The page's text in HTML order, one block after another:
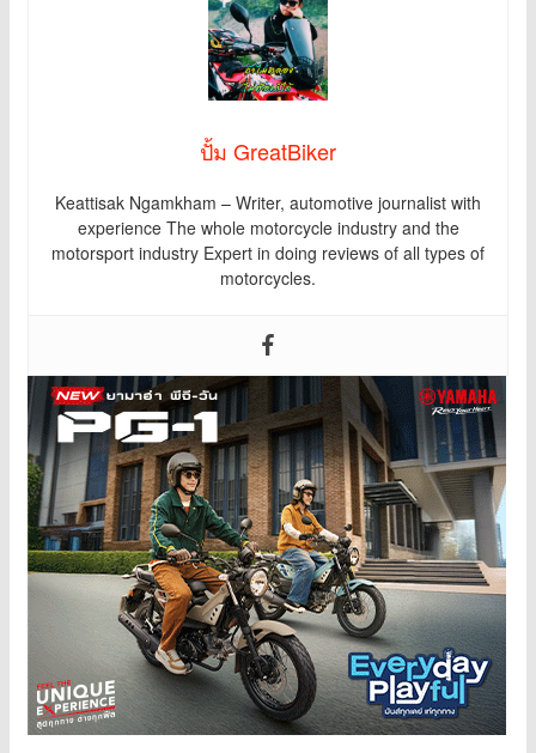
ปั้ม GreatBiker
Keattisak Ngamkham – Writer, automotive journalist with
experience The whole motorcycle industry and the
motorsport industry Expert in doing reviews of all types of
motorcycles.